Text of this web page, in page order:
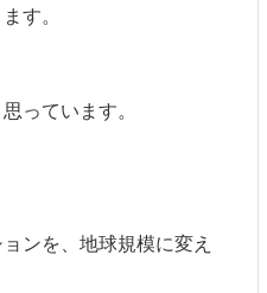
す。
っています。
ンを、地球規模に変え